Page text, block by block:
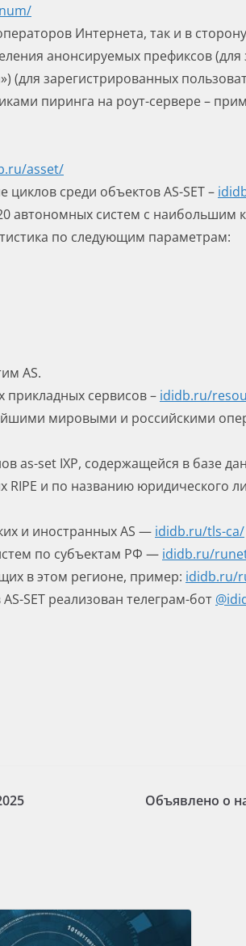
/
Интернета, так и в
анонсируемых префиксов (для
(для зарегистрированных
пиринга на роут-сервере –
asset/
среди объектов AS-SET –
автономных систем с наибольшим
по следующим параметрам:
AS.
сервисов – ididb.ru/
мировыми и российскими
as-set IXP, содержащейся в базе
и по названию юридического
и иностранных AS — ididb.ru/tls-ca/
по субъектам РФ — ididb.ru/
в этом регионе, пример: ididb.ru/
SET реализован телеграм-бот
Объявлено о